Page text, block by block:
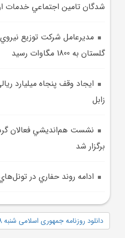
شدگان تامين اجتماعي خدمات
مديرعامل شرکت توزيع
گلستان به 1800 مگاوات رسيد
ايجاد وقف پنجاه ميليارد
زابل
نشست هم‌انديشي فعالان
برگزار شد
ادامه روند حفاري در تونل‌هاي خط 3 و 4
دانلود روزنامه جمهوری اسلامی شنبه 1404/05/18 شماره 13154